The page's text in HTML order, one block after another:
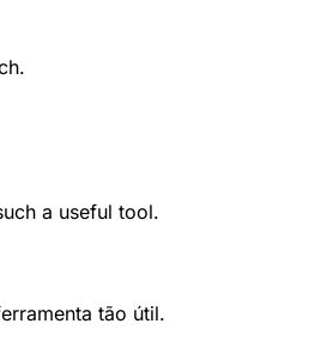
a useful tool.
tão útil.